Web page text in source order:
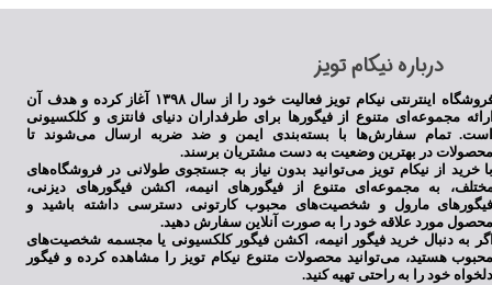
​درباره نیکام تویز
فروشگاه اینترنتی نیکام تویز فعالیت خود را از سال ۱۳۹۸ آغاز کرده و هدف آن
مجموعه‌ای متنوع از فیگورها برای طرفداران دنیای فانتزی و کلکسیونی
تمام سفارش‌ها با بسته‌بندی ایمن و ضد ضربه ارسال می‌شوند تا
در بهترین وضعیت به دست مشتریان برسند.
خرید از نیکام تویز می‌توانید بدون نیاز به جستجوی طولانی در فروشگاه‌های
به مجموعه‌ای متنوع از فیگورهای انیمه، اکشن فیگورهای دیزنی،
مارول و شخصیت‌های محبوب کارتونی دسترسی داشته باشید و
مورد علاقه خود را به صورت آنلاین سفارش دهید.
به دنبال خرید فیگور انیمه، اکشن فیگور کلکسیونی یا مجسمه شخصیت‌های
هستید، می‌توانید محصولات متنوع نیکام تویز را مشاهده کرده و فیگور
خود را به راحتی تهیه کنید.